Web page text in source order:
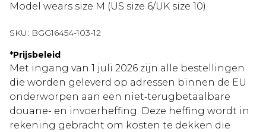
Model wears size M (US size 6/UK size 10).
SKU: BGG16454-103-12
*Prijsbeleid
Met ingang van 1 juli 2026 zijn alle bestellingen
die worden geleverd op adressen binnen de EU
onderworpen aan een niet‑terugbetaalbare
douane- en invoerheffing. Deze heffing wordt in
rekening gebracht om kosten te dekken die